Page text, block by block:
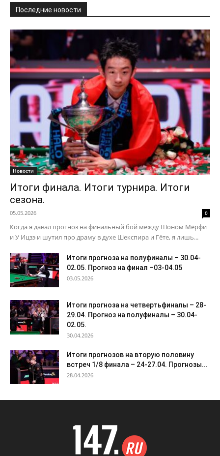
Последние новости
Новости
Итоги финала. Итоги турнира. Итоги
сезона.
05.05.2026 0
Когда я давал прогноз на финальный бой между Шоном Мёрфи
и У Ицзэ и шутил про драму в духе Шекспира и Гёте, я лишь...
Итоги прогноза на полуфиналы – 30.04-
02.05. Прогноз на финал –03-04.05
03.05.2026
Итоги прогноза на четвертьфиналы – 28-
29.04. Прогноз на полуфиналы – 30.04-
02.05.
30.04.2026
Итоги прогнозов на вторую половину
встреч 1/8 финала – 24-27.04. Прогнозы...
28.04.2026